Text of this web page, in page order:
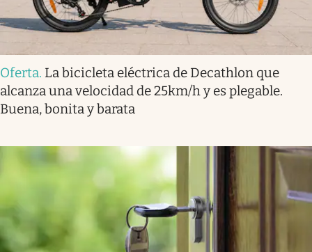
Oferta. La bicicleta eléctrica de Decathlon que
alcanza una velocidad de 25km/h y es plegable.
Buena, bonita y barata